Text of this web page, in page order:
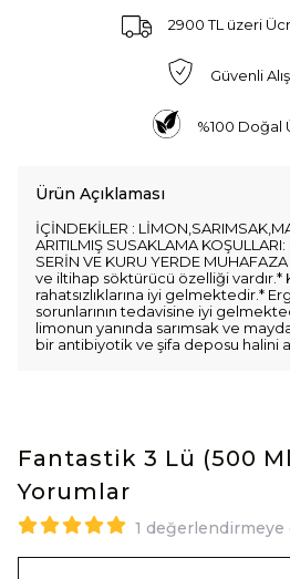
2900 TL üzeri
Güvenli
%100 Doğal
Ürün Açıklaması
İÇİNDEKİLER :
ARITILMIŞ SUSAKLAMA
SERİN VE KURU YERDE
ve iltihap söktürücü özelliği vardır.*
rahatsızlıklarına iyi gelmektedir.*
sorunlarının tedavisine iyi
limonun yanında sarımsak ve
bir antibiyotik ve şifa deposu halini
Fantastik 3 Lü (500
Yorumlar
1 değerlendirmeye